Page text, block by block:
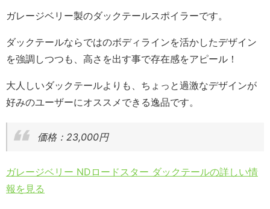
ガレージベリー製のダックテールスポイラーです。
ダックテールならではのボディラインを活かしたデザイン
を強調しつつも、高さを出す事で存在感をアピール！
大人しいダックテールよりも、ちょっと過激なデザインが
好みのユーザーにオススメできる逸品です。
価格：23,000円
ガレージベリー NDロードスター ダックテールの詳しい情
報を見る